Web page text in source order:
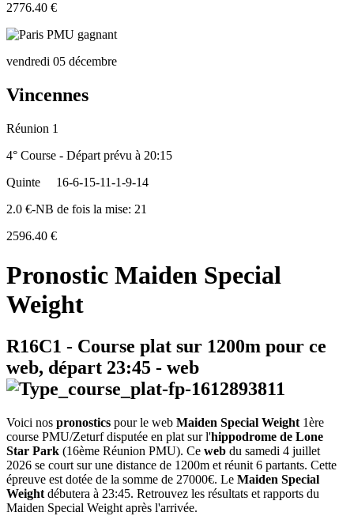
2776.40 €
vendredi 05 décembre
Vincennes
Réunion 1
4° Course - Départ prévu à 20:15
Quinte
16-6-15-11-1-9-14
2.0 €-NB de fois la mise: 21
2596.40 €
Pronostic Maiden Special
Weight
R16C1 - Course plat sur 1200m pour ce
web, départ 23:45 - web
Voici nos pronostics pour le web Maiden Special Weight 1ère
course PMU/Zeturf disputée en plat sur l'hippodrome de Lone
Star Park (16ème Réunion PMU). Ce web du samedi 4 juillet
2026 se court sur une distance de 1200m et réunit 6 partants. Cette
épreuve est dotée de la somme de 27000€. Le Maiden Special
Weight débutera à 23:45. Retrouvez les résultats et rapports du
Maiden Special Weight après l'arrivée.